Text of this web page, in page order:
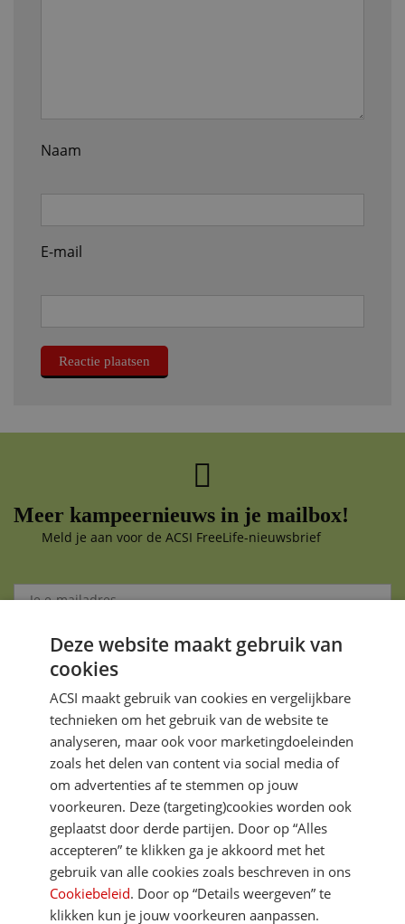
Naam
E-mail
Meer kampeernieuws in je mailbox!
Meld je aan voor de ACSI FreeLife-nieuwsbrief
Aanmelden
Je gegevens zijn veilig en worden niet gedeeld met anderen
DIRECT NAAR
MEER ACSI FREELIFE
Deze website maakt gebruik van
cookies
ACSI maakt gebruik van cookies en vergelijkbare
technieken om het gebruik van de website te
analyseren, maar ook voor marketingdoeleinden
zoals het delen van content via social media of
om advertenties af te stemmen op jouw
voorkeuren. Deze (targeting)cookies worden ook
geplaatst door derde partijen. Door op “Alles
accepteren” te klikken ga je akkoord met het
gebruik van alle cookies zoals beschreven in ons
Cookiebeleid. Door op “Details weergeven” te
klikken kun je jouw voorkeuren aanpassen.